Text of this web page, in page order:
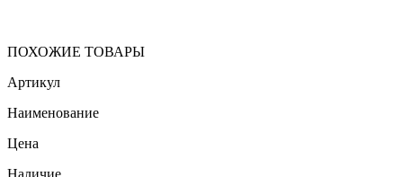
ПОХОЖИЕ ТОВАРЫ
Артикул
Наименование
Цена
Наличие